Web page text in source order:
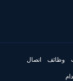
وظائف اتصال